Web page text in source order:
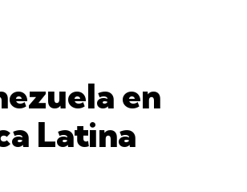
en
Latina